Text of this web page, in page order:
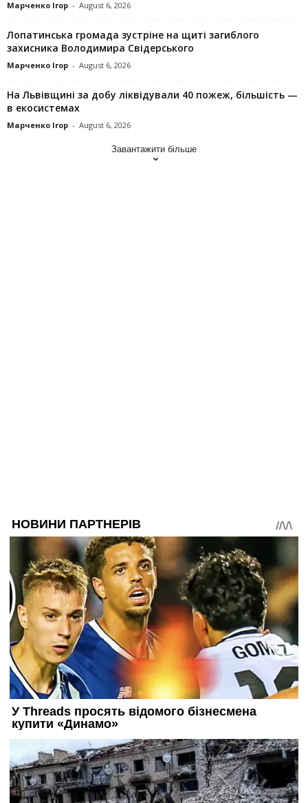
Марченко Ігор - August 6, 2026
Лопатинська громада зустріне на щиті загиблого
захисника Володимира Свідерського
Марченко Ігор - August 6, 2026
На Львівщині за добу ліквідували 40 пожеж, більшість —
в екосистемах
Марченко Ігор - August 6, 2026
Завантажити більше